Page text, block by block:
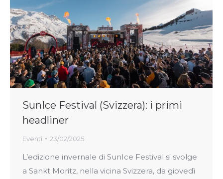
SunIce Festival (Svizzera): i primi
headliner
Eventi 23/02/2025
L’edizione invernale di SunIce Festival si svolge
a Sankt Moritz, nella vicina Svizzera, da giovedì